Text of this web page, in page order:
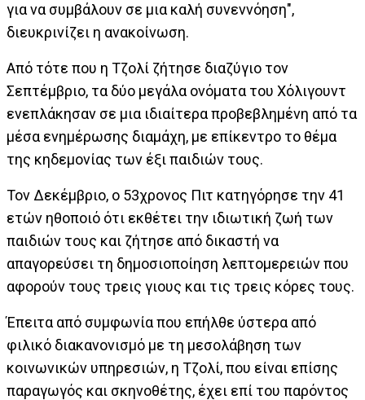
για να συμβάλουν σε μια καλή συνεννόηση",
διευκρινίζει η ανακοίνωση.
Από τότε που η Τζολί ζήτησε διαζύγιο τον
Σεπτέμβριο, τα δύο μεγάλα ονόματα του Χόλιγουντ
ενεπλάκησαν σε μια ιδιαίτερα προβεβλημένη από τα
μέσα ενημέρωσης διαμάχη, με επίκεντρο το θέμα
της κηδεμονίας των έξι παιδιών τους.
Τον Δεκέμβριο, ο 53χρονος Πιτ κατηγόρησε την 41
ετών ηθοποιό ότι εκθέτει την ιδιωτική ζωή των
παιδιών τους και ζήτησε από δικαστή να
απαγορεύσει τη δημοσιοποίηση λεπτομερειών που
αφορούν τους τρεις γιους και τις τρεις κόρες τους.
Έπειτα από συμφωνία που επήλθε ύστερα από
φιλικό διακανονισμό με τη μεσολάβηση των
κοινωνικών υπηρεσιών, η Τζολί, που είναι επίσης
παραγωγός και σκηνοθέτης, έχει επί του παρόντος